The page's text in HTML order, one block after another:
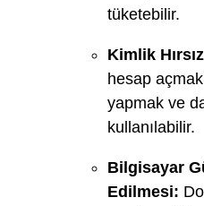
tüketebilir.
Kimlik
hesap
yapmak ve
kullanılabilir.
Bilgisayar
Edilmesi: